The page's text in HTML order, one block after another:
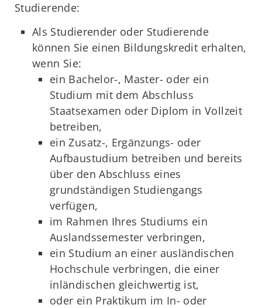
Studierende:
Als Studierender oder Studierende
können Sie einen Bildungskredit erhalten,
wenn Sie:
ein Bachelor-, Master- oder ein
Studium mit dem Abschluss
Staatsexamen oder Diplom in Vollzeit
betreiben,
ein Zusatz-, Ergänzungs- oder
Aufbaustudium betreiben und bereits
über den Abschluss eines
grundständigen Studiengangs
verfügen,
im Rahmen Ihres Studiums ein
Auslandssemester verbringen,
ein Studium an einer ausländischen
Hochschule verbringen, die einer
inländischen gleichwertig ist,
oder ein Praktikum im In- oder